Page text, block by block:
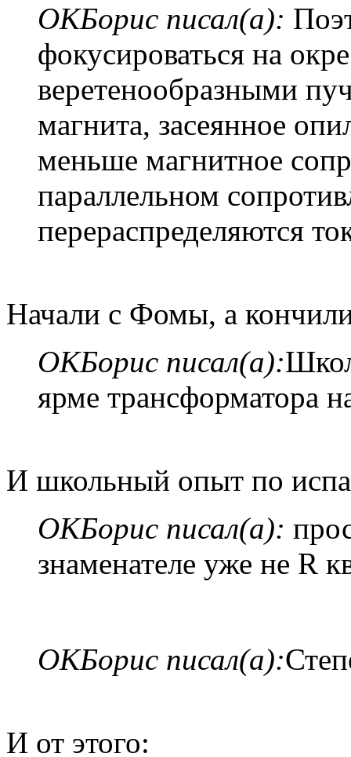
ОКБорис писал(а):
фокусироваться на
веретенообразными
магнита, засеянное
меньше магнитное
параллельном
перераспределяются
Начали с Фомы, а
ОКБорис писал(а):
ярме трансформатора
И школьный опыт по
ОКБорис писал(а):
знаменателе уже не R
ОКБорис писал(а):
И от этого: